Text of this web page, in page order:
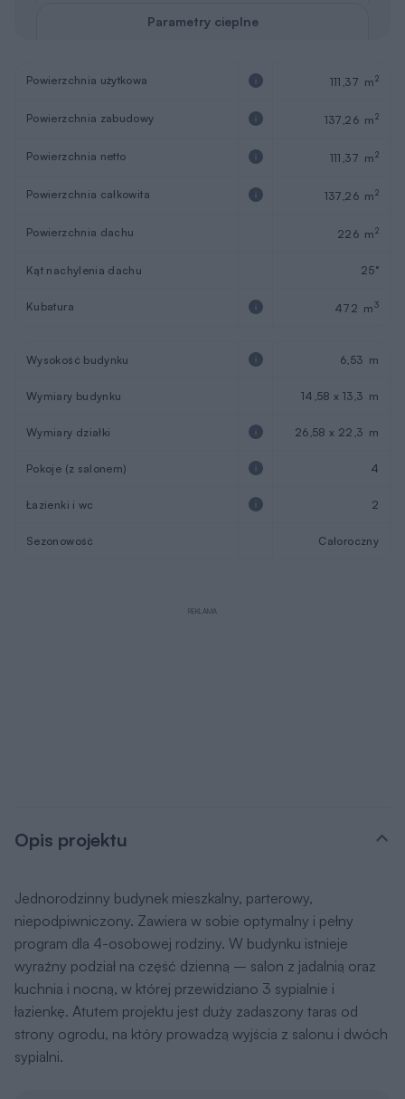
Parametry cieplne
Powierzchnia użytkowa 111,37 m2
Powierzchnia zabudowy 137,26 m2
Powierzchnia netto 111,37 m2
Powierzchnia całkowita 137,26 m2
Powierzchnia dachu 226 m2
Kąt nachylenia dachu 25°
Kubatura 472 m3
Wysokość budynku 6,53 m
Wymiary budynku 14,58 x 13,3 m
Wymiary działki 26,58 x 22,3 m
Pokoje (z salonem) 4
Łazienki i wc 2
Sezonowość Całoroczny
REKLAMA
Opis projektu
Jednorodzinny budynek mieszkalny, parterowy,
niepodpiwniczony. Zawiera w sobie optymalny i pełny
program dla 4-osobowej rodziny. W budynku istnieje
wyraźny podział na część dzienną – salon z jadalnią oraz
kuchnia i nocną, w której przewidziano 3 sypialnie i
łazienkę. Atutem projektu jest duży zadaszony taras od
strony ogrodu, na który prowadzą wyjścia z salonu i dwóch
sypialni.